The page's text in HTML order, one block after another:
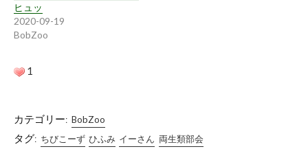
ヒュッ
2020-09-19
BobZoo
1
カテゴリー: BobZoo
タグ: ちびこーず ひふみ イーさん 両生類部会